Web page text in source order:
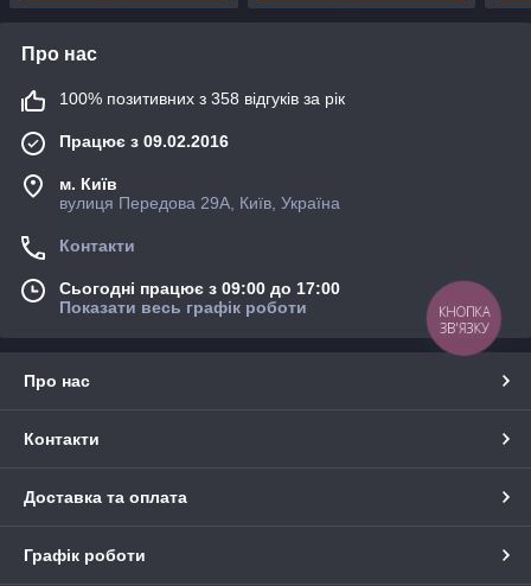
Про нас
100% позитивних з 358 відгуків за рік
Працює з 09.02.2016
м. Київ
вулиця Передова 29А, Київ, Україна
Контакти
Сьогодні працює з 09:00 до 17:00
Показати весь графік роботи
Про нас
Контакти
Доставка та оплата
Графік роботи
КНОПКА
ЗВ'ЯЗКУ